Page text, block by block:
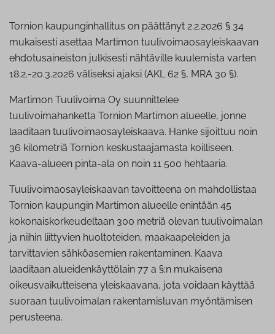
Tornion kaupunginhallitus on päättänyt 2.2.2026 § 34
mukaisesti asettaa Martimon tuulivoimaosayleiskaavan
ehdotusaineiston julkisesti nähtäville kuulemista varten
18.2.-20.3.2026 väliseksi ajaksi (AKL 62 §, MRA 30 §).
Martimon Tuulivoima Oy suunnittelee
tuulivoimahanketta Tornion Martimon alueelle, jonne
laaditaan tuulivoimaosayleiskaava. Hanke sijoittuu noin
36 kilometriä Tornion keskustaajamasta koilliseen.
Kaava-alueen pinta-ala on noin 11 500 hehtaaria.
Tuulivoimaosayleiskaavan tavoitteena on mahdollistaa
Tornion kaupungin Martimon alueelle enintään 45
kokonaiskorkeudeltaan 300 metriä olevan tuulivoimalan
ja niihin liittyvien huoltoteiden, maakaapeleiden ja
tarvittavien sähköasemien rakentaminen. Kaava
laaditaan alueidenkäyttölain 77 a §:n mukaisena
oikeusvaikutteisena yleiskaavana, jota voidaan käyttää
suoraan tuulivoimalan rakentamisluvan myöntämisen
perusteena.